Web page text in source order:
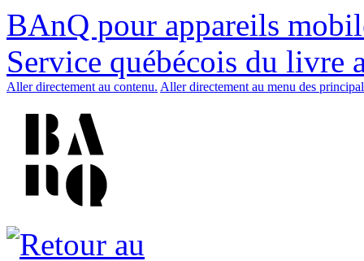
BAnQ pour appareils
Service québécois du livre
Aller directement au contenu. Aller directement au menu des